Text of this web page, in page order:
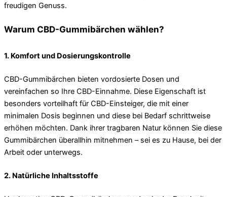
freudigen Genuss.
Warum CBD-Gummibärchen wählen?
1. Komfort und Dosierungskontrolle
CBD-Gummibärchen bieten vordosierte Dosen und
vereinfachen so Ihre CBD-Einnahme. Diese Eigenschaft ist
besonders vorteilhaft für CBD-Einsteiger, die mit einer
minimalen Dosis beginnen und diese bei Bedarf schrittweise
erhöhen möchten. Dank ihrer tragbaren Natur können Sie diese
Gummibärchen überallhin mitnehmen – sei es zu Hause, bei der
Arbeit oder unterwegs.
2. Natürliche Inhaltsstoffe